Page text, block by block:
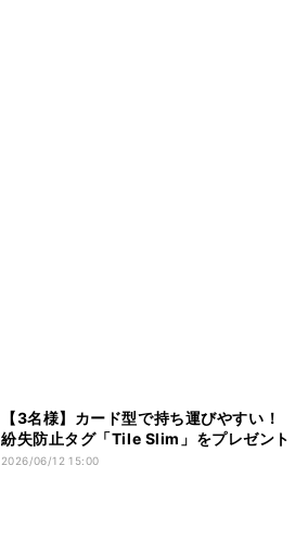
【3名様】カード型で持ち運びやすい！
紛失防止タグ「Tile Slim」をプレゼント
2026/06/12 15:00